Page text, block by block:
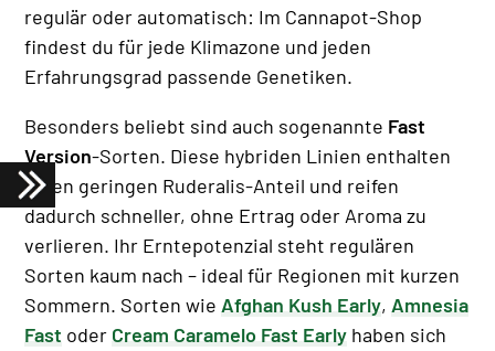
regulär oder automatisch: Im Cannapot-Shop
findest du für jede Klimazone und jeden
Erfahrungsgrad passende Genetiken.
Besonders beliebt sind auch sogenannte Fast
Version-Sorten. Diese hybriden Linien enthalten
einen geringen Ruderalis-Anteil und reifen
dadurch schneller, ohne Ertrag oder Aroma zu
verlieren. Ihr Erntepotenzial steht regulären
Sorten kaum nach – ideal für Regionen mit kurzen
Sommern. Sorten wie Afghan Kush Early, Amnesia
Fast oder Cream Caramelo Fast Early haben sich